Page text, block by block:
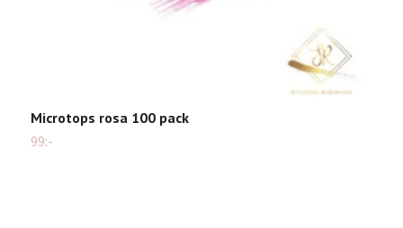
Microtops rosa 100 pack
99:-